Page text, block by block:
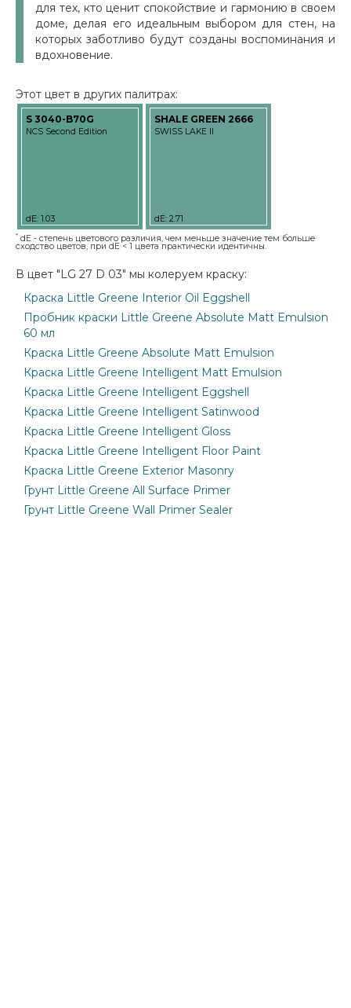
для тех, кто ценит спокойствие и гармонию в своем
доме, делая его идеальным выбором для стен, на
которых заботливо будут созданы воспоминания и
вдохновение.
Этот цвет в других палитрах:
S 3040-B70G
NCS Second Edition
dE: 1.03
SHALE GREEN 2666
SWISS LAKE II
dE: 2.71
* dE - степень цветового различия, чем меньше значение тем больше
сходство цветов, при dE < 1 цвета практически идентичны.
В цвет "LG 27 D 03" мы колеруем краску:
Краска Little Greene Interior Oil Eggshell
Пробник краски Little Greene Absolute Matt Emulsion
60 мл
Краска Little Greene Absolute Matt Emulsion
Краска Little Greene Intelligent Matt Emulsion
Краска Little Greene Intelligent Eggshell
Краска Little Greene Intelligent Satinwood
Краска Little Greene Intelligent Gloss
Краска Little Greene Intelligent Floor Paint
Краска Little Greene Exterior Masonry
Грунт Little Greene All Surface Primer
Грунт Little Greene Wall Primer Sealer